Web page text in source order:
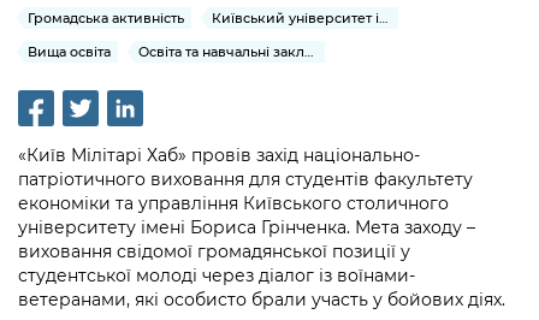
Рішення та розпорядження
Проєкти розпоряджень, що
перебувають на погодженні КМВА
Рішення Київради
Контактна інформація
Графік роботи та прийому громадян
Вакансії
Освіта та навчальні заклади
Навколишнє середовище міста
Містобудування та земельні ділянки
Культура, спорт, дозвілля
Бізнес та ліцензування
Громадська експертиза
Консультації з громадськістю
Громадська рада
Петиції
Відкритий бюджет
Інформація з обмеженим доступом
Подати запит онлайн
Проекти нормативно-правових та
інших актів
Нормативна база
Питання і відповіді про публічну
інформацію
Медіагалерея
КМДА / Subscribe to announcements
from the KCSA
Порядок акредитації медіа /
Accreditation process
Подати журналістський запит /
Submitting a media request
Портал Послуг
Громадська активність
Київський університет імені Бориса Грінченка
Вища освіта
«Київ Мілітарі Хаб» провів захід національно-
патріотичного виховання для студентів факультету
економіки та управління Київського столичного
університету імені Бориса Грінченка. Мета заходу –
виховання свідомої громадянської позиції у
студентської молоді через діалог із воїнами-
ветеранами, які особисто брали участь у бойових діях.